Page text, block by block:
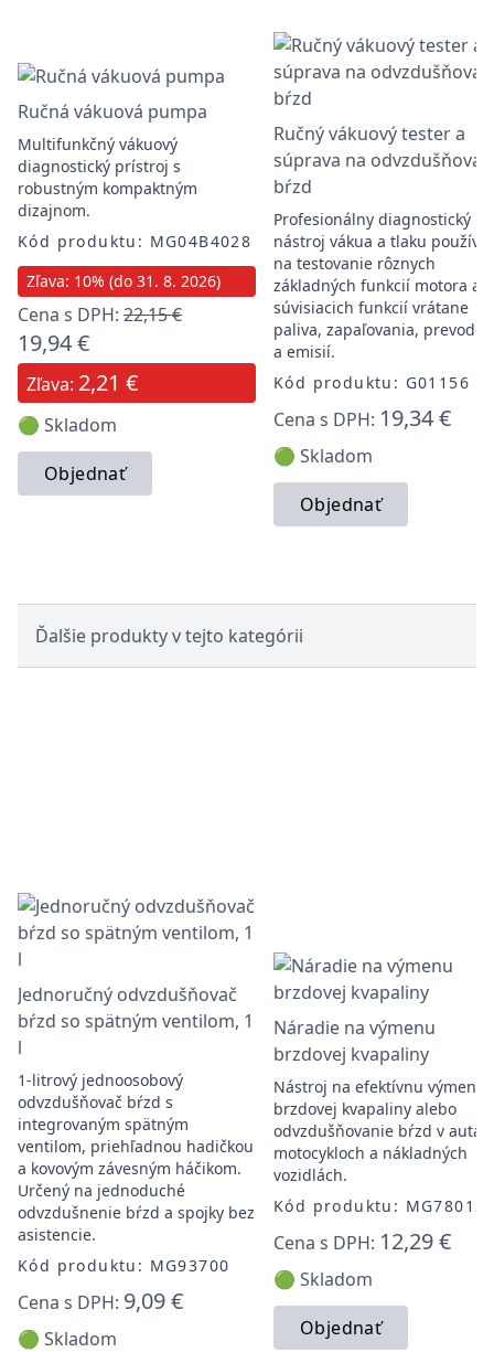
Ručná vákuová pumpa
Multifunkčný vákuový
diagnostický prístroj s
robustným kompaktným
dizajnom.
Kód produktu: MG04B4028
Zľava: 10% (do 31. 8. 2026)
Cena s DPH: 22,15 €
19,94 €
Zľava: 2,21 €
🟢 Skladom
Objednať
Ručný vákuový tester a
súprava na
bŕzd
Profesionálny diagnostický
nástroj vákua a tlaku
na testovanie rôznych
základných funkcií motora a
súvisiacich funkcií vrátane
paliva, zapaľovania,
a emisií.
Kód produktu: G01156
Cena s DPH: 19,34 €
🟢 Skladom
Objednať
Ďalšie produkty v tejto kategórii
Jednoručný odvzdušňovač
bŕzd so spätným ventilom, 1
l
1-litrový jednoosobový
odvzdušňovač bŕzd s
integrovaným spätným
ventilom, priehľadnou hadičkou
a kovovým závesným háčikom.
Určený na jednoduché
odvzdušnenie bŕzd a spojky bez
asistencie.
Kód produktu: MG93700
Cena s DPH: 9,09 €
🟢 Skladom
Náradie na výmenu
brzdovej kvapaliny
Nástroj na efektívnu výmenu
brzdovej kvapaliny alebo
odvzdušňovanie bŕzd v
motocykloch a nákladných
vozidlách.
Kód produktu: MG78012
Cena s DPH: 12,29 €
🟢 Skladom
Objednať